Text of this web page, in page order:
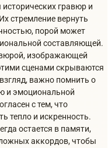
гравюр и
стремление вернуть
порой может
составляющей.
изображающей
сценами скрываются
важно помнить о
и эмоциональной
с тем, что
тепло и искренность.
остается в памяти,
аккордов, чтобы